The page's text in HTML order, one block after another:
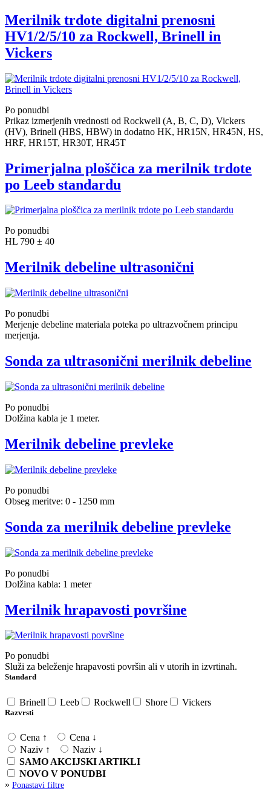
Merilnik trdote digitalni prenosni
HV1/2/5/10 za Rockwell, Brinell in
Vickers
Po ponudbi
Prikaz izmerjenih vrednosti od Rockwell (A, B, C, D), Vickers
(HV), Brinell (HBS, HBW) in dodatno HK, HR15N, HR45N, HS,
HRF, HR15T, HR30T, HR45T
Primerjalna ploščica za merilnik trdote
po Leeb standardu
Po ponudbi
HL 790 ± 40
Merilnik debeline ultrasonični
Po ponudbi
Merjenje debeline materiala poteka po ultrazvočnem principu
merjenja.
Sonda za ultrasonični merilnik debeline
Po ponudbi
Dolžina kabla je 1 meter.
Merilnik debeline prevleke
Po ponudbi
Obseg meritve: 0 - 1250 mm
Sonda za merilnik debeline prevleke
Po ponudbi
Dolžina kabla: 1 meter
Merilnik hrapavosti površine
Po ponudbi
Služi za beleženje hrapavosti površin ali v utorih in izvrtinah.
Standard
Brinell Leeb Rockwell Shore Vickers
Razvrsti
Cena ↑
Cena ↓
Naziv ↑
Naziv ↓
SAMO AKCIJSKI ARTIKLI
NOVO V PONUDBI
» Ponastavi filtre